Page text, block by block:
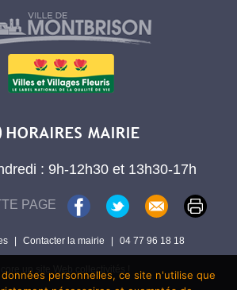
: 9h-12h30 et 13h30-17h
PAGE
| Contacter la mairie | 04 77 96 18 18
un site Web collectivités !
personnelles, ce site n'utilise que